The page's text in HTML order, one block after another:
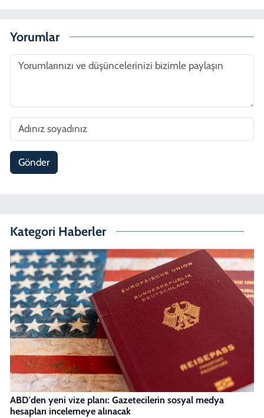
Yorumlar
Gönder
Kategori Haberler
ABD'den yeni vize planı: Gazetecilerin sosyal medya
hesapları incelemeye alınacak